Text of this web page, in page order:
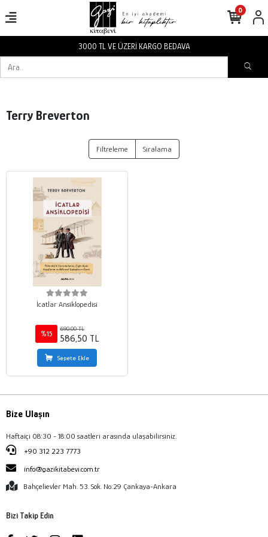
3000 TL VE ÜZERİ KARGO BEDAVA
0
Terry Breverton
Filtreleme Sıralama
İcatlar Ansiklopedisi
%15
690,00 TL
586,50 TL
Sepete Ekle
Bize Ulaşın
Haftaiçi 08:30 - 18:00 saatleri arasında ulaşabilirsiniz.
+90 312 223 7773
info@gazikitabevi.com.tr
Bahçelievler Mah. 53. Sok. No:29 Çankaya-Ankara
Bizi Takip Edin